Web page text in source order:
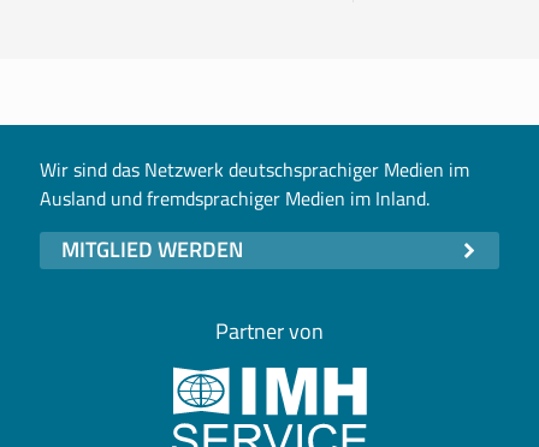
Wir sind das Netzwerk deutschsprachiger Medien im
Ausland und fremdsprachiger Medien im Inland.
MITGLIED WERDEN
Partner von